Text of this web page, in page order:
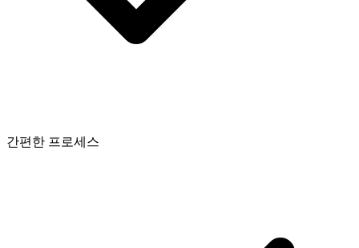
간편한 프로세스